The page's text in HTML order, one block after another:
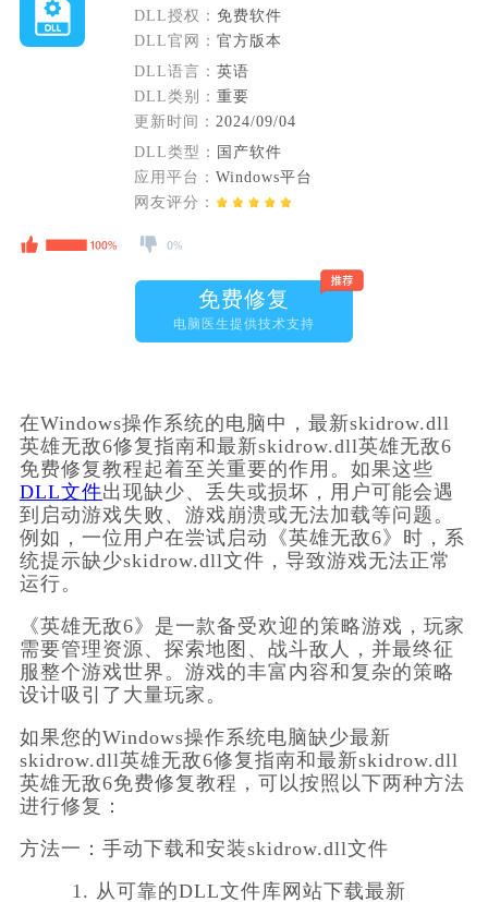
DLL授权： 免费软件
DLL官网： 官方版本
DLL语言： 英语
DLL类别： 重要
更新时间： 2024/09/04
DLL类型：
国产软件
应用平台： Windows平台
网友评分：
免费修复
电脑医生提供技术支持
在Windows操作系统的电脑中，最新skidrow.dll
英雄无敌6修复指南和最新skidrow.dll英雄无敌6
免费修复教程起着至关重要的作用。如果这些
DLL文件出现缺少、丢失或损坏，用户可能会遇
到启动游戏失败、游戏崩溃或无法加载等问题。
例如，一位用户在尝试启动《英雄无敌6》时，系
统提示缺少skidrow.dll文件，导致游戏无法正常
运行。
《英雄无敌6》是一款备受欢迎的策略游戏，玩家
需要管理资源、探索地图、战斗敌人，并最终征
服整个游戏世界。游戏的丰富内容和复杂的策略
设计吸引了大量玩家。
如果您的Windows操作系统电脑缺少最新
skidrow.dll英雄无敌6修复指南和最新skidrow.dll
英雄无敌6免费修复教程，可以按照以下两种方法
进行修复：
方法一：手动下载和安装skidrow.dll文件